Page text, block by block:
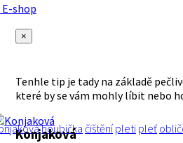
shop
×
Tenhle tip je tady na základě
které by se vám mohly líbit nebo
houbička čištění pleti pleť
Konjaková